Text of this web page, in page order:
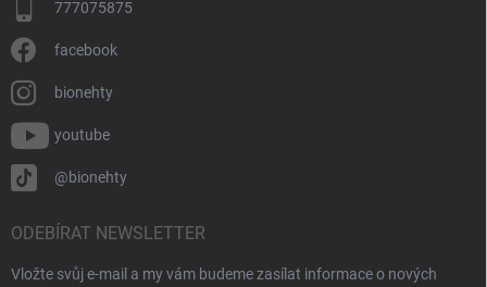
777075875
facebook
bionehty
youtube
@bionehty
ODEBÍRAT NEWSLETTER
Vložte svůj e-mail a my vám budeme zasílat informace o nových